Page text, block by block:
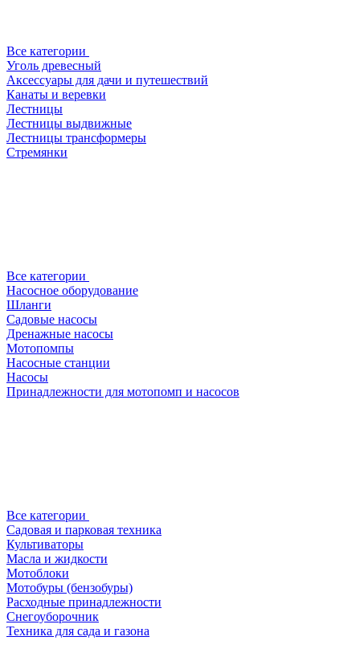
Все категории
Уголь древесный
Аксессуары для дачи и путешествий
Канаты и веревки
Лестницы
Лестницы выдвижные
Лестницы трансформеры
Стремянки
Все категории
Насосное оборудование
Шланги
Садовые насосы
Дренажные насосы
Мотопомпы
Насосные станции
Насосы
Принадлежности для мотопомп и насосов
Все категории
Садовая и парковая техника
Культиваторы
Масла и жидкости
Мотоблоки
Мотобуры (бензобуры)
Расходные принадлежности
Снегоуборочник
Техника для сада и газона